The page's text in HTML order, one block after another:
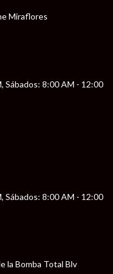
Miraflores
Sábados: 8:00 AM - 12:00
Sábados: 8:00 AM - 12:00
la Bomba Total Blv